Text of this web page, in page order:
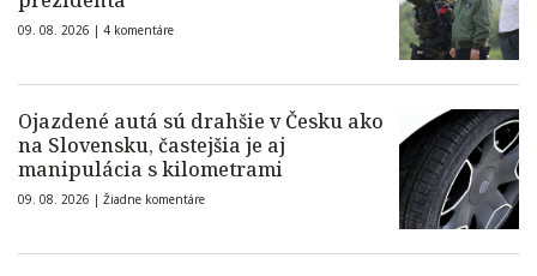
09. 08. 2026 | 4 komentáre
Ojazdené autá sú drahšie v Česku ako
na Slovensku, častejšia je aj
manipulácia s kilometrami
09. 08. 2026 | Žiadne komentáre